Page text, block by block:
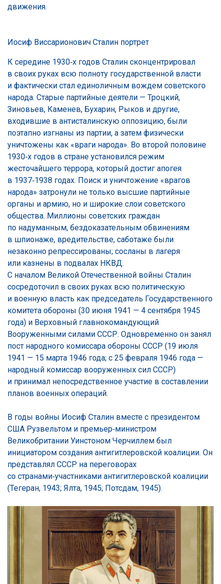
движения.
Иосиф Виссарионович Сталин портрет
К середине 1930‑х годов Сталин сконцентрировал
в своих руках всю полноту государственной власти
и фактически стал единоличным вождем советского
народа. Старые партийные деятели — Троцкий,
Зиновьев, Каменев, Бухарин, Рыков и другие,
входившие в антисталинскую оппозицию, были
поэтапно изгнаны из партии, а затем физически
уничтожены как «враги народа». Во второй половине
1930‑х годов в стране установился режим
жесточайшего террора, который достиг апогея
в 1937‑1938 годах. Поиск и уничтожение «врагов
народа» затронули не только высшие партийные
органы и армию, но и широкие слои советского
общества. Миллионы советских граждан
по надуманным, бездоказательным обвинениям
в шпионаже, вредительстве, саботаже были
незаконно репрессированы; сосланы в лагеря
или казнены в подвалах НКВД.
С началом Великой Отечественной войны Сталин
сосредоточил в своих руках всю политическую
и военную власть как председатель Государственного
комитета обороны (30 июня 1941 — 4 сентября 1945
года) и Верховный главнокомандующий
Вооруженными силами СССР. Одновременно он занял
пост народного комиссара обороны СССР (19 июля
1941 — 15 марта 1946 года; с 25 февраля 1946 года —
народный комиссар вооруженных сил СССР)
и принимал непосредственное участие в составлении
планов военных операций.
В годы войны Иосиф Сталин вместе с президентом
США Рузвельтом и премьер‑министром
Великобритании Уинстоном Черчиллем был
инициатором создания антигитлеровской коалиции. Он
представлял СССР на переговорах
со странами‑участниками антигитлеровской коалиции
(Тегеран, 1943; Ялта, 1945; Потсдам, 1945).